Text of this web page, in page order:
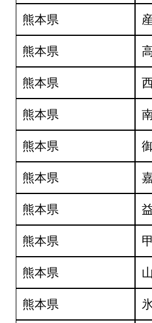
熊本県
熊本県
熊本県
熊本県
熊本県
熊本県
熊本県
熊本県
熊本県
熊本県